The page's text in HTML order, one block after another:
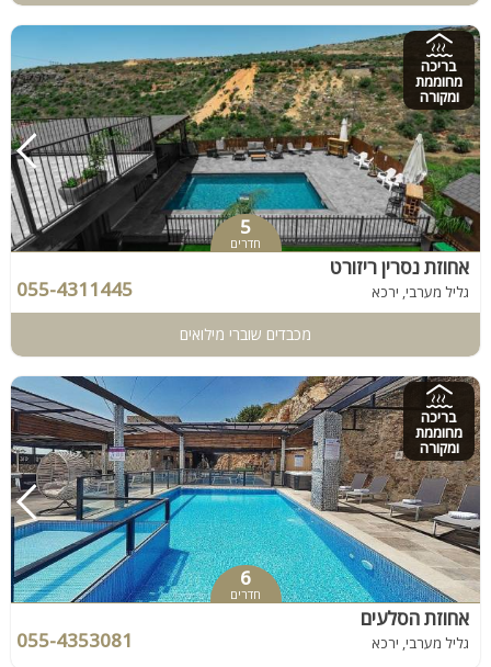
בריכה
מחוממת
ומקורה
5
חדרים
אחוזת נסרין ריזורט
גליל מערבי, ירכא 055-4311445
מכבדים שוברי מילואים
בריכה
מחוממת
ומקורה
6
חדרים
אחוזת הסלעים
גליל מערבי, ירכא 055-4353081